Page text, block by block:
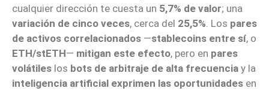
cualquier dirección te cuesta un 5,7% de valor; una
variación de cinco veces, cerca del 25,5% . Los pares
de activos correlacionados —stablecoins entre sí, o
ETH/stETH— mitigan este efecto, pero en pares
volátiles los bots de arbitraje de alta frecuencia y la
inteligencia artificial exprimen las oportunidades en